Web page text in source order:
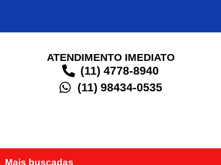
ATENDIMENTO IMEDIATO
(11) 4778-8940
(11) 98434-0535
Mais buscadas